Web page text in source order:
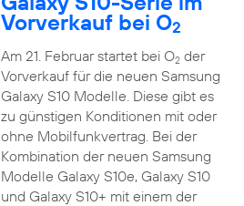
Vorverkauf bei O2
Am 21. Februar startet bei O2der
Vorverkauf für die neuen Samsung
Galaxy S10 Modelle. Diese gibt es
zu günstigen Konditionen mit oder
ohne Mobilfunkvertrag. Bei der
Kombination der neuen Samsung
Modelle Galaxy S10e, Galaxy S10
und Galaxy S10+ mit einem der